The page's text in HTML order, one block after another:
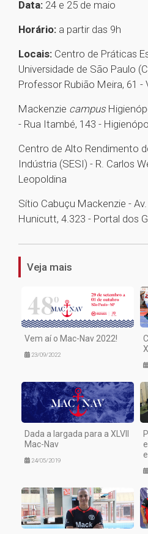
Data: 24 e 25 de maio
Horário: a partir das 9h
Locais: Centro de Práticas
Universidade de São Paulo
Professor Rubião Meira, 61 -
Mackenzie campus
- Rua Itambé, 143 -
Centro de Alto Rendimento
Indústria (SESI) - R. Carlos
Leopoldina
Sítio Cabuçu Mackenzie -
Hunicutt, 4.323 - Portal dos1
Veja mais
Vem aí o Mac-Nav 2022!
23/09/2022
Dada a largada para a XLVII
Mac-Nav
24/05/2019